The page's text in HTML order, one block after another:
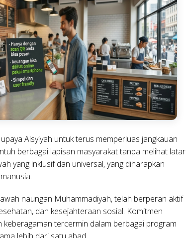
Aisyiyah untuk terus memperluas jangkauan
berbagai lapisan masyarakat tanpa melihat latar
yang inklusif dan universal, yang diharapkan
naungan Muhammadiyah, telah berperan aktif
dan kesejahteraan sosial. Komitmen
tercermin dalam berbagai program